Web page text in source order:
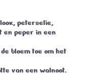
peterselie,
en peper in een
bloem toe om het
van een walnoot.